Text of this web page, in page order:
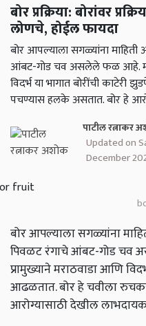
बोर प्रक्रिया: बोरांवर
लोणचे, होईल फायदा
बोर आपल्याला सगळ्यांना
आंबट-गोड चव असलेले फळ आहे.
विदर्भ या भागात बोरींची
पचण्यास हलके असतात. बोर हे
पाटील रत्नाकर
Updated on
December
बोर आपल्याला सगळ्यांना
पिवळट रंगाचे आंबट-गोड चव
प्रामुख्याने मराठवाडा आणि
आढळतात. बोर हे चवीला
आरोग्यासाठी देखील